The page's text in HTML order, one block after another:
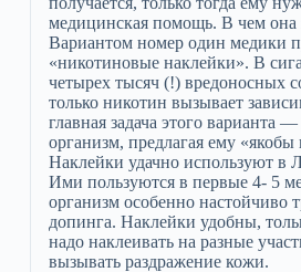
медицинская помощь. В чем она
Вариантом номер один медики
«никотиновые наклейки». В
четырех тысяч (!) вредоносных
только никотин вызывает
главная задача этого варианта
организм, предлагая ему «якобы
Наклейки удачно используют в
Ими пользуются в первые 4- 5
организм особенно настойчиво
допинга. Наклейки удобны,
надо наклеивать на разные
вызывать раздражение кожи.